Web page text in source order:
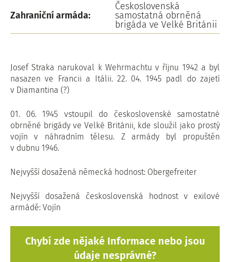
Zahraniční armáda:
Československá
samostatná obrněná
brigáda ve Velké Británii
Josef Straka narukoval k Wehrmachtu v říjnu 1942 a byl
nasazen ve Francii a Itálii. 22. 04. 1945 padl do zajetí
v Diamantina (?)
01. 06. 1945 vstoupil do československé samostatné
obrněné brigády ve Velké Británii, kde sloužil jako prostý
vojín v náhradním tělesu. Z armády byl propuštěn
v dubnu 1946.
Nejvyšší dosažená německá hodnost: Obergefreiter
Nejvyšší dosažená československá hodnost v exilové
armádě: Vojín
Chybí zde nějaké Informace nebo jsou
údaje nesprávné?